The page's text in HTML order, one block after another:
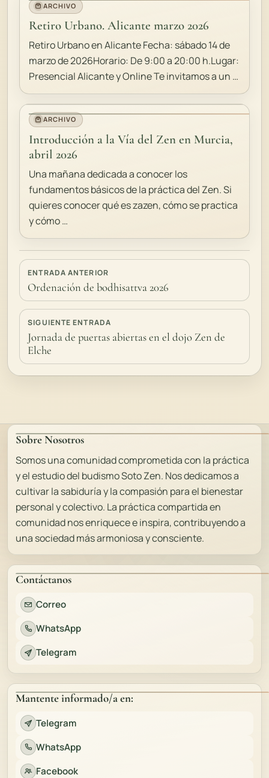
ARCHIVO
Retiro Urbano. Alicante marzo 2026
Retiro Urbano en Alicante Fecha: sábado 14 de
marzo de 2026Horario: De 9:00 a 20:00 h.Lugar:
Presencial Alicante y Online Te invitamos a un …
ARCHIVO
Introducción a la Vía del Zen en Murcia,
abril 2026
Una mañana dedicada a conocer los
fundamentos básicos de la práctica del Zen. Si
quieres conocer qué es zazen, cómo se practica
y cómo …
ENTRADA ANTERIOR
Ordenación de bodhisattva 2026
SIGUIENTE ENTRADA
Jornada de puertas abiertas en el dojo Zen de
Elche
Sobre Nosotros
Somos una comunidad comprometida con la práctica
y el estudio del budismo Soto Zen. Nos dedicamos a
cultivar la sabiduría y la compasión para el bienestar
personal y colectivo. La práctica compartida en
comunidad nos enriquece e inspira, contribuyendo a
una sociedad más armoniosa y consciente.
Contáctanos
Correo
WhatsApp
Telegram
Mantente informado/a en:
Telegram
WhatsApp
Facebook